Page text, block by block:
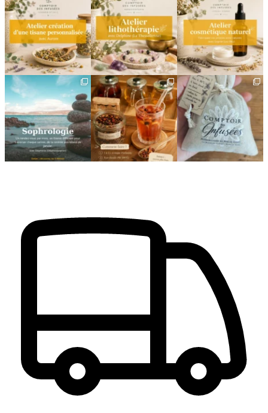
🌿 Créez votre tisane sur-
mesure
Un...
8 0
🌿 Un bracelet
énergétique, juste pour
vous
...
2 0
🌿 Deux rendez-vous
cosmétiques avec Sophie
(Lou...
6 0
🌿 Cinq mois, cinq façons
de souffler
...
8 1
Deux visages, une même
philosophie 🌿
Le...
11 0
🎁 L`attention qui fait
plaisir — et qui vous...
24 2